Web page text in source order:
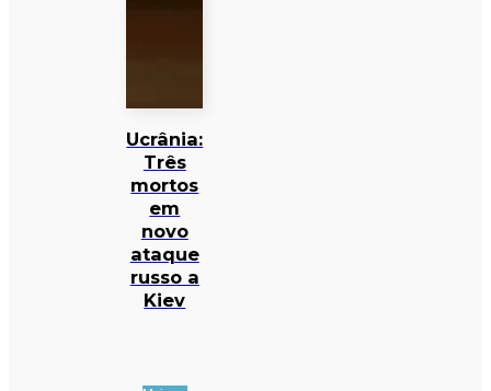
Ucrânia:
Três
mortos
em
novo
ataque
russo a
Kiev